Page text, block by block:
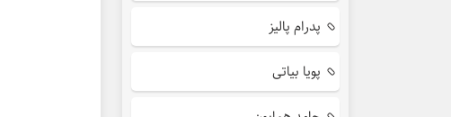
پدرام پالیز
پویا بیاتی